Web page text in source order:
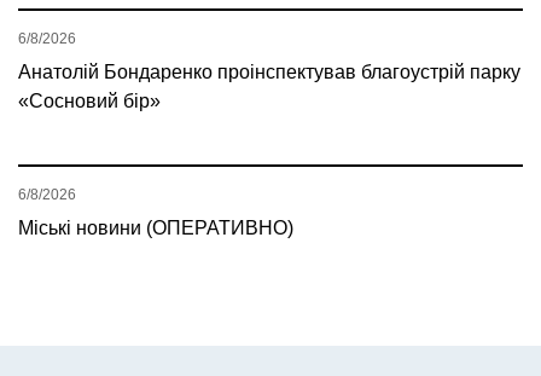
Анатолій Бондаренко проінспектував благоустрій парку
«Сосновий бір»
6/8/2026
Міські новини (ОПЕРАТИВНО)
6/8/2026